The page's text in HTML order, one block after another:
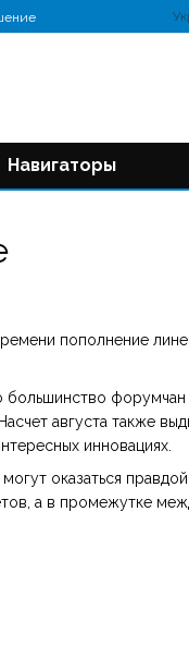
Навигаторы
пополнение
форумчан
августа также
инновациях.
оказаться
а в промежутке